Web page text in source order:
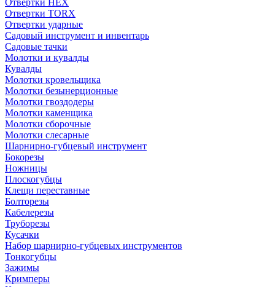
Отвертки HEX
Отвертки TORX
Отвертки ударные
Садовый инструмент и инвентарь
Садовые тачки
Молотки и кувалды
Кувалды
Молотки кровельщика
Молотки безынерционные
Молотки гвоздодеры
Молотки каменщика
Молотки сборочные
Молотки слесарные
Шарнирно-губцевый инструмент
Бокорезы
Ножницы
Плоскогубцы
Клещи переставные
Болторезы
Кабелерезы
Труборезы
Кусачки
Набор шарнирно-губцевых инструментов
Тонкогубцы
Зажимы
Кримперы